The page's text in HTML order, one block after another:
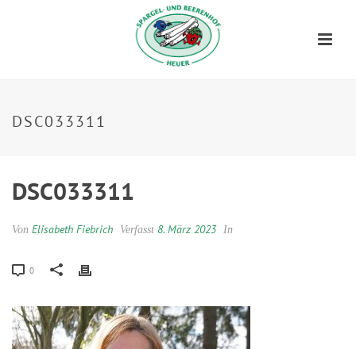
DSC033311
DSC033311
Von Elisabeth Fiebrich Verfasst 8. März 2023 In
0